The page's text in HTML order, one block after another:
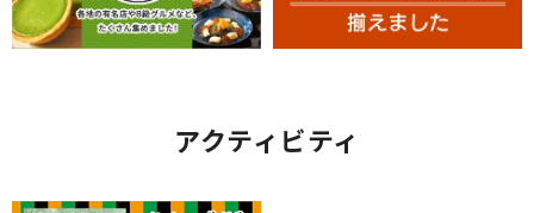
アクティビティ